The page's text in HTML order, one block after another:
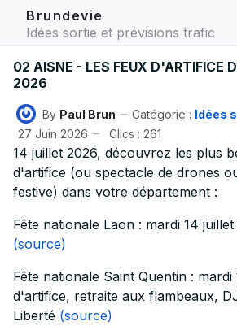
Brundevie
Idées sortie et prévisions trafic
02 AISNE - LES FEUX D'ARTIFICE
2026
By Paul Brun Catégorie : Idées
27 Juin 2026
Clics : 261
14 juillet 2026, découvrez les plus
d'artifice (ou spectacle de drones
festive) dans votre département :
Fête nationale Laon : mardi 14
(source)
Fête nationale Saint Quentin :
d'artifice, retraite aux flambeaux,
Liberté (source)